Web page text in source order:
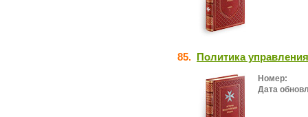
85. Политика
Номер:
Дата